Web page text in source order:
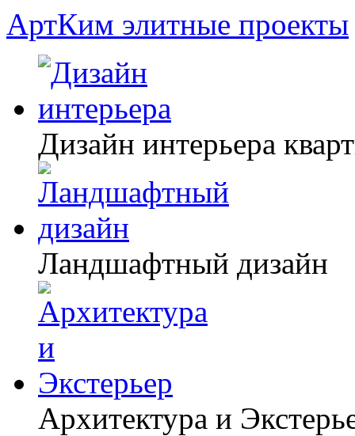
АртКим элитные проекты
Дизайн интерьера
Ландшафтный дизайн
Архитектура и